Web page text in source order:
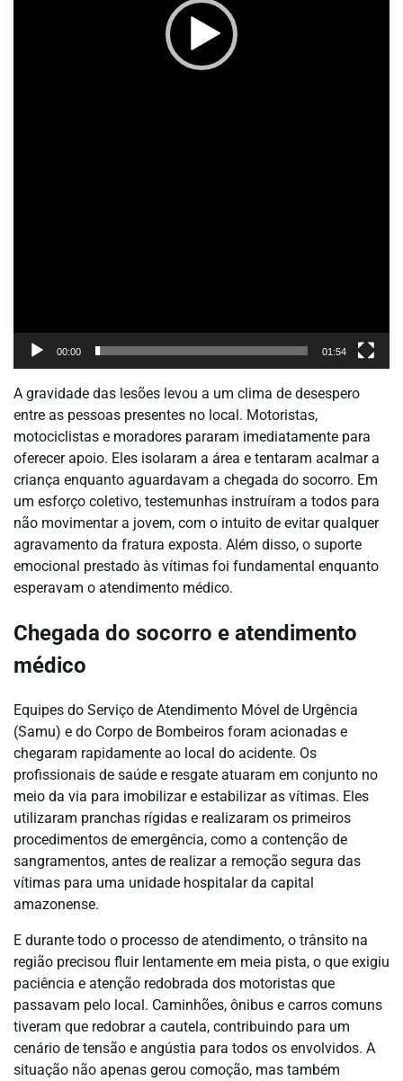
00:00 01:54
A gravidade das lesões levou a um clima de desespero
entre as pessoas presentes no local. Motoristas,
motociclistas e moradores pararam imediatamente para
oferecer apoio. Eles isolaram a área e tentaram acalmar a
criança enquanto aguardavam a chegada do socorro. Em
um esforço coletivo, testemunhas instruíram a todos para
não movimentar a jovem, com o intuito de evitar qualquer
agravamento da fratura exposta. Além disso, o suporte
emocional prestado às vítimas foi fundamental enquanto
esperavam o atendimento médico.
Chegada do socorro e atendimento
médico
Equipes do Serviço de Atendimento Móvel de Urgência
(Samu) e do Corpo de Bombeiros foram acionadas e
chegaram rapidamente ao local do acidente. Os
profissionais de saúde e resgate atuaram em conjunto no
meio da via para imobilizar e estabilizar as vítimas. Eles
utilizaram pranchas rígidas e realizaram os primeiros
procedimentos de emergência, como a contenção de
sangramentos, antes de realizar a remoção segura das
vítimas para uma unidade hospitalar da capital
amazonense.
E durante todo o processo de atendimento, o trânsito na
região precisou fluir lentamente em meia pista, o que exigiu
paciência e atenção redobrada dos motoristas que
passavam pelo local. Caminhões, ônibus e carros comuns
tiveram que redobrar a cautela, contribuindo para um
cenário de tensão e angústia para todos os envolvidos. A
situação não apenas gerou comoção, mas também